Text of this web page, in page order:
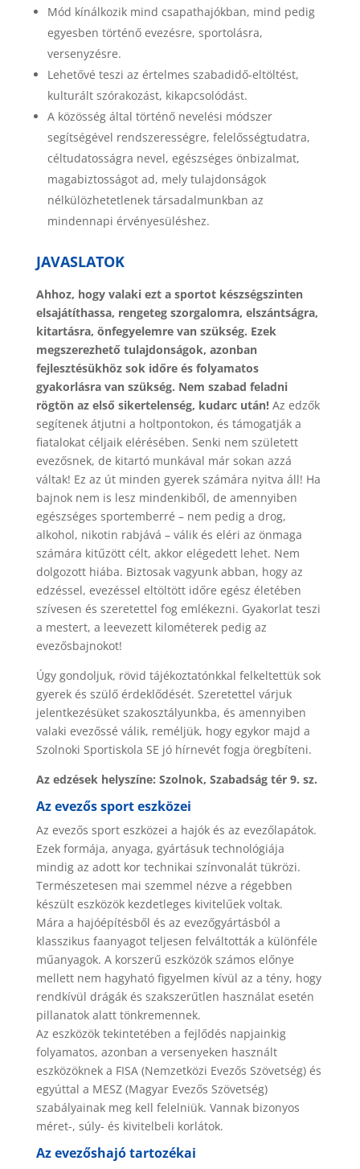
Mód kínálkozik mind csapathajókban, mind pedig
egyesben történő evezésre, sportolásra,
versenyzésre.
Lehetővé teszi az értelmes szabadidő-eltöltést,
kulturált szórakozást, kikapcsolódást.
A közösség által történő nevelési módszer
segítségével rendszerességre, felelősségtudatra,
céltudatosságra nevel, egészséges önbizalmat,
magabiztosságot ad, mely tulajdonságok
nélkülözhetetlenek társadalmunkban az
mindennapi érvényesüléshez.
JAVASLATOK
Ahhoz, hogy valaki ezt a sportot készségszinten
elsajátíthassa, rengeteg szorgalomra, elszántságra,
kitartásra, önfegyelemre van szükség. Ezek
megszerezhető tulajdonságok, azonban
fejlesztésükhöz sok időre és folyamatos
gyakorlásra van szükség. Nem szabad feladni
rögtön az első sikertelenség, kudarc után!Az edzők
segítenek átjutni a holtpontokon, és támogatják a
fiatalokat céljaik elérésében. Senki nem született
evezősnek, de kitartó munkával már sokan azzá
váltak! Ez az út minden gyerek számára nyitva áll! Ha
bajnok nem is lesz mindenkiből, de amennyiben
egészséges sportemberré – nem pedig a drog,
alkohol, nikotin rabjává – válik és eléri az önmaga
számára kitűzött célt, akkor elégedett lehet. Nem
dolgozott hiába. Biztosak vagyunk abban, hogy az
edzéssel, evezéssel eltöltött időre egész életében
szívesen és szeretettel fog emlékezni. Gyakorlat teszi
a mestert, a leevezett kilométerek pedig az
evezősbajnokot!
Úgy gondoljuk, rövid tájékoztatónkkal felkeltettük sok
gyerek és szülő érdeklődését. Szeretettel várjuk
jelentkezésüket szakosztályunkba, és amennyiben
valaki evezőssé válik, reméljük, hogy egykor majd a
Szolnoki Sportiskola SE jó hírnevét fogja öregbíteni.
Az edzések helyszíne: Szolnok, Szabadság tér 9. sz.
Az evezős sport eszközei
Az evezős sport eszközei a hajók és az evezőlapátok.
Ezek formája, anyaga, gyártásuk technológiája
mindig az adott kor technikai színvonalát tükrözi.
Természetesen mai szemmel nézve a régebben
készült eszközök kezdetleges kivitelűek voltak.
Mára a hajóépítésből és az evezőgyártásból a
klasszikus faanyagot teljesen felváltották a különféle
műanyagok. A korszerű eszközök számos előnye
mellett nem hagyható figyelmen kívül az a tény, hogy
rendkívül drágák és szakszerűtlen használat esetén
pillanatok alatt tönkremennek.
Az eszközök tekintetében a fejlődés napjainkig
folyamatos, azonban a versenyeken használt
eszközöknek a FISA (Nemzetközi Evezős Szövetség) és
egyúttal a MESZ (Magyar Evezős Szövetség)
szabályainak meg kell felelniük. Vannak bizonyos
méret-, súly- és kivitelbeli korlátok.
Az evezőshajó tartozékai